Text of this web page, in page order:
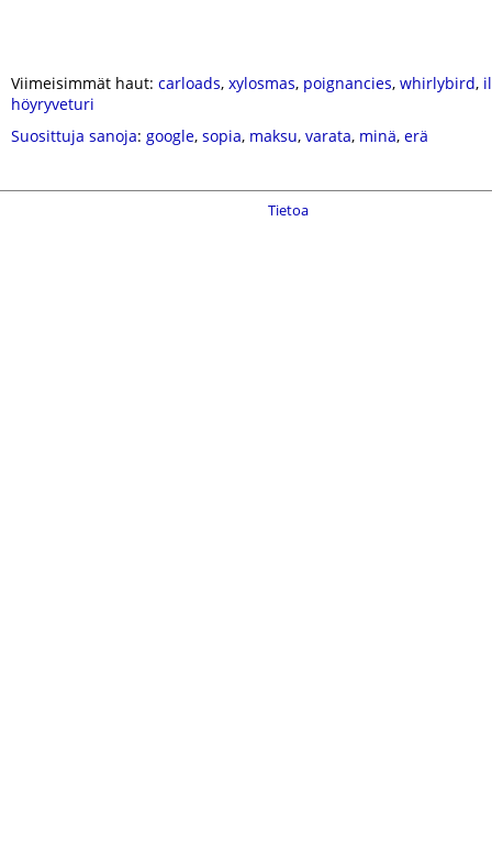
Viimeisimmät haut: carloads, xylosmas, poignancies, whirlybird,
höyryveturi
Suosittuja sanoja: google, sopia, maksu, varata, minä, erä
Tietoa